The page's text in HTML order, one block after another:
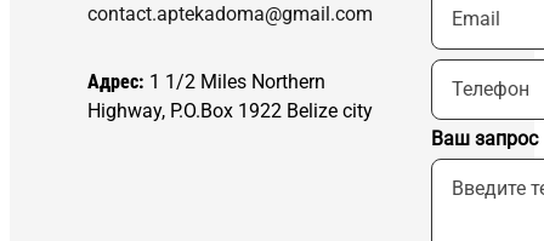
contact.aptekadoma@gmail.com
Адрес: 1 1/2 Miles Northern
Highway, P.O.Box 1922 Belize city
Ваш запрос